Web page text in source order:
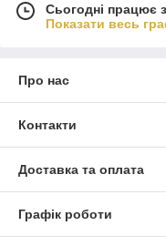
Сьогодні працює
Показати весь
Про нас
Контакти
Доставка та оплата
Графік роботи